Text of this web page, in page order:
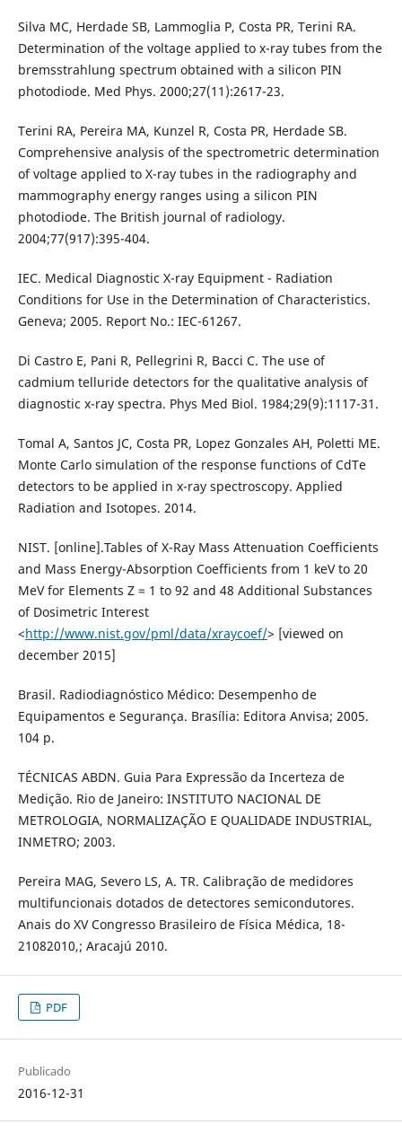
Silva MC, Herdade SB, Lammoglia P, Costa PR, Terini RA.
Determination of the voltage applied to x-ray tubes from the
bremsstrahlung spectrum obtained with a silicon PIN
photodiode. Med Phys. 2000;27(11):2617-23.
Terini RA, Pereira MA, Kunzel R, Costa PR, Herdade SB.
Comprehensive analysis of the spectrometric determination
of voltage applied to X-ray tubes in the radiography and
mammography energy ranges using a silicon PIN
photodiode. The British journal of radiology.
2004;77(917):395-404.
IEC. Medical Diagnostic X-ray Equipment - Radiation
Conditions for Use in the Determination of Characteristics.
Geneva; 2005. Report No.: IEC-61267.
Di Castro E, Pani R, Pellegrini R, Bacci C. The use of
cadmium telluride detectors for the qualitative analysis of
diagnostic x-ray spectra. Phys Med Biol. 1984;29(9):1117-31.
Tomal A, Santos JC, Costa PR, Lopez Gonzales AH, Poletti ME.
Monte Carlo simulation of the response functions of CdTe
detectors to be applied in x-ray spectroscopy. Applied
Radiation and Isotopes. 2014.
NIST. [online].Tables of X-Ray Mass Attenuation Coefficients
and Mass Energy-Absorption Coefficients from 1 keV to 20
MeV for Elements Z = 1 to 92 and 48 Additional Substances
of Dosimetric Interest
<http://www.nist.gov/pml/data/xraycoef/> [viewed on
december 2015]
Brasil. Radiodiagnóstico Médico: Desempenho de
Equipamentos e Segurança. Brasília: Editora Anvisa; 2005.
104 p.
TÉCNICAS ABDN. Guia Para Expressão da Incerteza de
Medição. Rio de Janeiro: INSTITUTO NACIONAL DE
METROLOGIA, NORMALIZAÇÃO E QUALIDADE INDUSTRIAL,
INMETRO; 2003.
Pereira MAG, Severo LS, A. TR. Calibração de medidores
multifuncionais dotados de detectores semicondutores.
Anais do XV Congresso Brasileiro de Física Médica, 18-
21082010,; Aracajú 2010.
PDF
Publicado
2016-12-31